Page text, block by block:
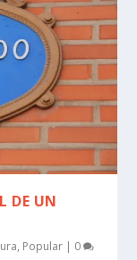
DE UN
, Popular | 0